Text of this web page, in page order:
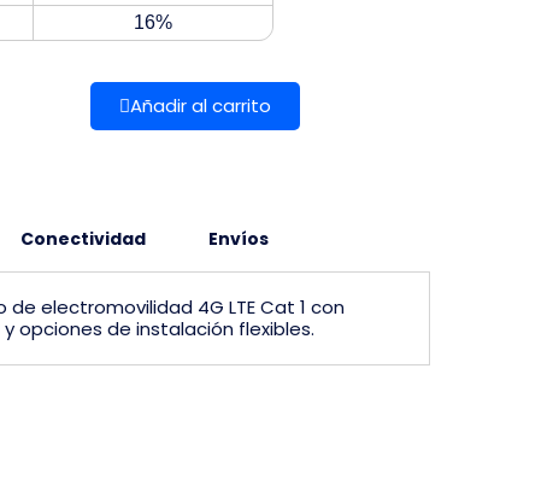
16%
Añadir al carrito
Conectividad Envíos
electromovilidad 4G LTE Cat 1 con
opciones de instalación flexibles.